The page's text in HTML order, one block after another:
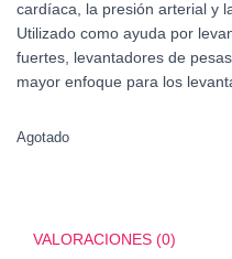
cardíaca, la presión arterial y
Utilizado como ayuda por
fuertes, levantadores de
mayor enfoque para los
Agotado
VALORACIONES (0)